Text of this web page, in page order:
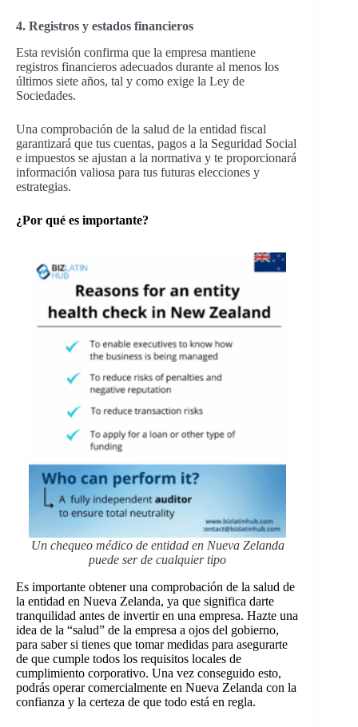
4. Registros y estados financieros
Esta revisión confirma que la empresa mantiene
registros financieros adecuados durante al menos los
últimos siete años, tal y como exige la Ley de
Sociedades.
Una comprobación de la salud de la entidad fiscal
garantizará que tus cuentas, pagos a la Seguridad Social
e impuestos se ajustan a la normativa y te proporcionará
información valiosa para tus futuras elecciones y
estrategias.
¿Por qué es importante?
Un chequeo médico de entidad en Nueva Zelanda
puede ser de cualquier tipo
Es importante obtener una comprobación de la salud de
la entidad en Nueva Zelanda, ya que significa darte
tranquilidad antes de invertir en una empresa. Hazte una
idea de la “salud” de la empresa a ojos del gobierno,
para saber si tienes que tomar medidas para asegurarte
de que cumple todos los requisitos locales de
cumplimiento corporativo. Una vez conseguido esto,
podrás operar comercialmente en Nueva Zelanda con la
confianza y la certeza de que todo está en regla.